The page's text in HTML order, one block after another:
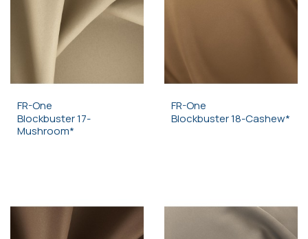
FR-One
Blockbuster 17-
Mushroom*
FR-One
Blockbuster 18-Cashew*